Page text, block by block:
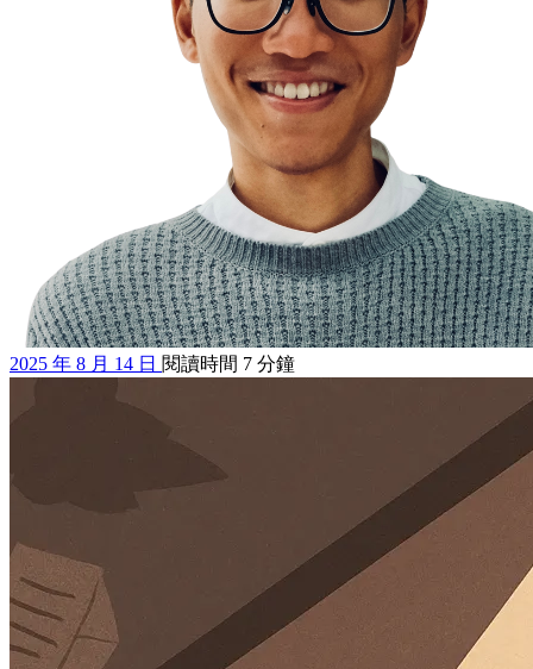
2025 年 8 月 14 日 閱讀時間 7 分鐘